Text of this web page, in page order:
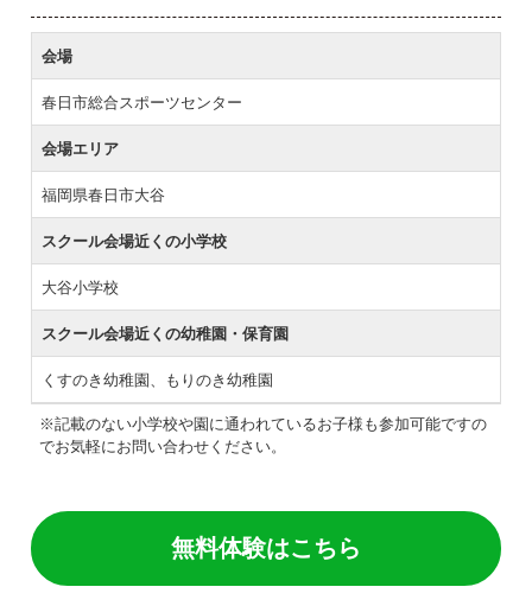
会場
春日市総合スポーツセンター
会場エリア
福岡県春日市大谷
スクール会場近くの小学校
大谷小学校
スクール会場近くの幼稚園・保育園
くすのき幼稚園、もりのき幼稚園
※記載のない小学校や園に通われているお子様も参加可能ですの
でお気軽にお問い合わせください。
無料体験はこちら